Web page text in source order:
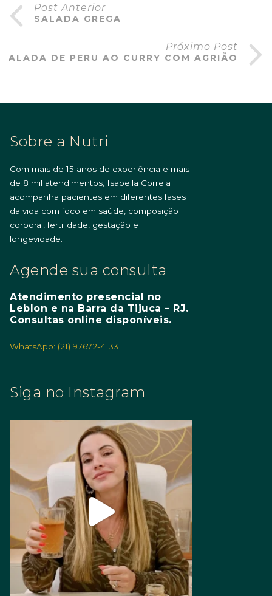
Post Anterior
SALADA GREGA
Próximo Post
SALADA DE PERU AO CURRY COM AGRIÃO
Sobre a Nutri
Com mais de 15 anos de experiência e mais
de 8 mil atendimentos, Isabella Correia
acompanha pacientes em diferentes fases
da vida com foco em saúde, composição
corporal, fertilidade, gestação e
longevidade.
Agende sua consulta
Atendimento presencial no
Leblon e na Barra da Tijuca – RJ.
Consultas online disponíveis.
WhatsApp: (21) 97672-4133
Siga no Instagram